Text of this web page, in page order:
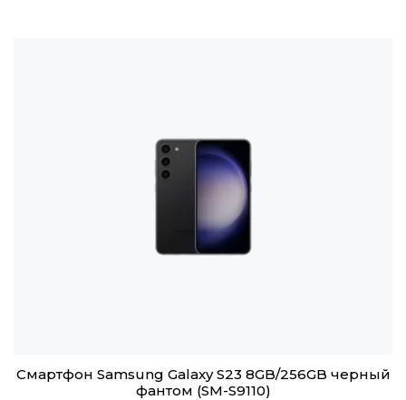
Смартфон Samsung Galaxy S23 8GB/256GB черный
фантом (SM-S9110)